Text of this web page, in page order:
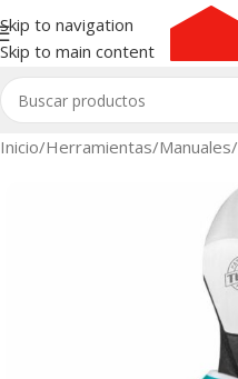
Skip to navigation
Skip to main content
Inicio/Herramientas/Manuales/